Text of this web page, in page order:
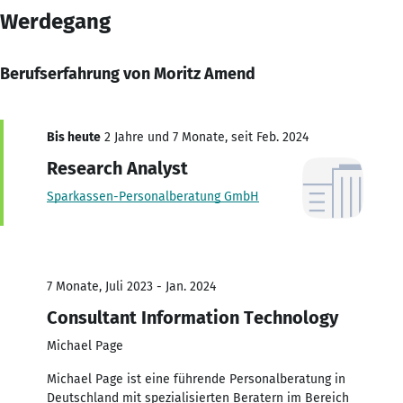
Werdegang
Berufserfahrung von Moritz Amend
Bis heute 2 Jahre und 7 Monate, seit Feb. 2024
Research Analyst
Sparkassen-Personalberatung GmbH
7 Monate, Juli 2023 - Jan. 2024
Consultant Information Technology
Michael Page
Michael Page ist eine führende Personalberatung in
Deutschland mit spezialisierten Beratern im Bereich